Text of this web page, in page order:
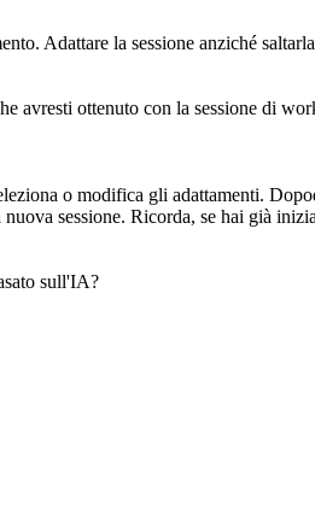
Adattare la sessione anziché
avresti ottenuto con la sessione di
o modifica gli adattamenti.
sessione. Ricorda, se hai già
sull'IA?